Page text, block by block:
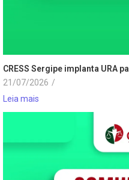
CRESS Sergipe implanta URA
21/07/2026 /
Leia mais